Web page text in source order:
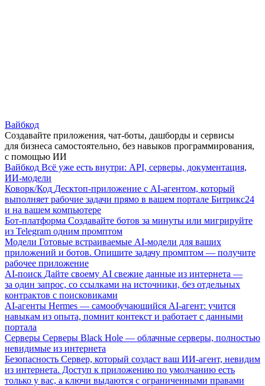
Вайбкод
Создавайте приложения, чат-боты, дашборды и сервисы
для бизнеса самостоятельно, без навыков программирования,
с помощью ИИ
Вайбкод Всё уже есть внутри: API, серверы, документация,
ИИ-модели
Коворк/Код Десктоп-приложение с AI-агентом, который
выполняет рабочие задачи прямо в вашем портале Битрикс24
и на вашем компьютере
Бот-платформа Создавайте ботов за минуты или мигрируйте
из Telegram одним промптом
Модели Готовые встраиваемые AI-модели для ваших
приложений и ботов. Опишите задачу промптом — получите
рабочее приложение
AI-поиск Дайте своему AI свежие данные из интернета —
за один запрос, со ссылками на источники, без отдельных
контрактов с поисковиками
AI-агенты Hermes — самообучающийся AI-агент: учится
навыкам из опыта, помнит контекст и работает с данными
портала
Серверы Серверы Black Hole — облачные серверы, полностью
невидимые из интернета
Безопасность Сервер, который создаст ваш ИИ-агент, невидим
из интернета. Доступ к приложению по умолчанию есть
только у вас, а ключи выдаются с ограниченными правами